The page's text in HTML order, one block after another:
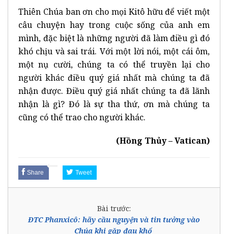
Thiên Chúa ban ơn cho mọi Kitô hữu để viết một
câu chuyện hay trong cuộc sống của anh em
mình, đặc biệt là những người đã làm điều gì đó
khó chịu và sai trái. Với một lời nói, một cái ôm,
một nụ cười, chúng ta có thể truyền lại cho
người khác điều quý giá nhất mà chúng ta đã
nhận được. Điều quý giá nhất chúng ta đã lãnh
nhận là gì? Đó là sự tha thứ, ơn mà chúng ta
cũng có thể trao cho người khác.
(Hồng Thủy – Vatican)
Share Tweet
Bài trước:
ĐTC Phanxicô: hãy cầu nguyện và tin tưởng vào
Chúa khi gặp đau khổ